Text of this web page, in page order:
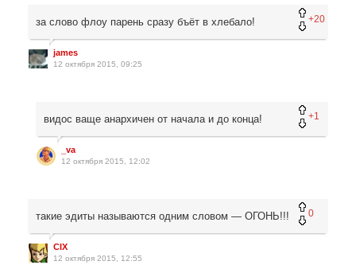
+20
за слово флоу парень сразу бъёт в хлебало!
james
12 октября 2015, 09:25
+1
видос ваще анархичен от начала и до конца!
_va
12 октября 2015, 12:02
0
такие эдиты называются одним словом — ОГОНЬ!!!
CIX
12 октября 2015, 12:55